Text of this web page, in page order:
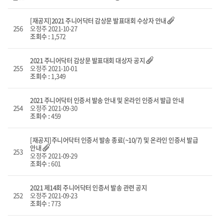
화면
256
[재공지]2021 주니어닥터 감상문 발표대회 수상자 안내
오정주2021-10-27
조회수 : 1,572
255
2021 주니어닥터 감상문 발표대회 대상자 공지
오정주2021-10-01
조회수 : 1,349
254
2021 주니어닥터 인증서 발송 안내 및 온라인 인증서 발급 안내
오정주2021-09-30
조회수 :459
253
[재공지]주니어닥터 인증서 발송 종료(~10/7) 및 온라인 인증서 발급
안내
오정주2021-09-29
조회수 :601
252
2021 제14회 주니어닥터 인증서 발송 관련 공지
오정주2021-09-23
조회수 :773